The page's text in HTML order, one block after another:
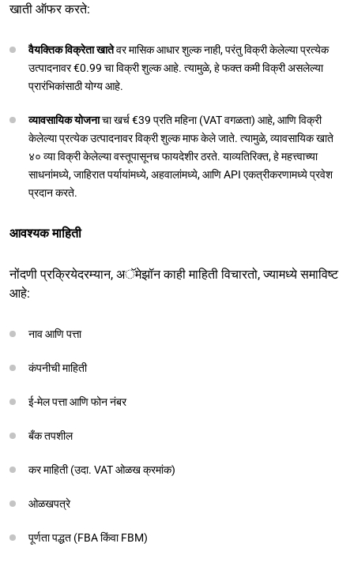
खाती ऑफर करते:
वैयक्तिक विक्रेता खातेवर मासिक आधार शुल्क नाही, परंतु विक्री केलेल्या प्रत्येक
उत्पादनावर €0.99 चा विक्री शुल्क आहे. त्यामुळे, हे फक्त कमी विक्री असलेल्या
प्रारंभिकांसाठी योग्य आहे.
व्यावसायिक योजनाचा खर्च €39 प्रति महिना (VAT वगळता) आहे, आणि विक्री
केलेल्या प्रत्येक उत्पादनावर विक्री शुल्क माफ केले जाते. त्यामुळे, व्यावसायिक खाते
४० व्या विक्री केलेल्या वस्तूपासूनच फायदेशीर ठरते. याव्यतिरिक्त, हे महत्त्वाच्या
साधनांमध्ये, जाहिरात पर्यायांमध्ये, अहवालांमध्ये, आणि API एकत्रीकरणामध्ये प्रवेश
प्रदान करते.
आवश्यक माहिती
नोंदणी प्रक्रियेदरम्यान, अॅमेझॉन काही माहिती विचारतो, ज्यामध्ये समाविष्ट
आहे:
नाव आणि पत्ता
कंपनीची माहिती
ई-मेल पत्ता आणि फोन नंबर
बँक तपशील
कर माहिती (उदा. VAT ओळख क्रमांक)
ओळखपत्रे
पूर्णता पद्धत (FBA किंवा FBM)